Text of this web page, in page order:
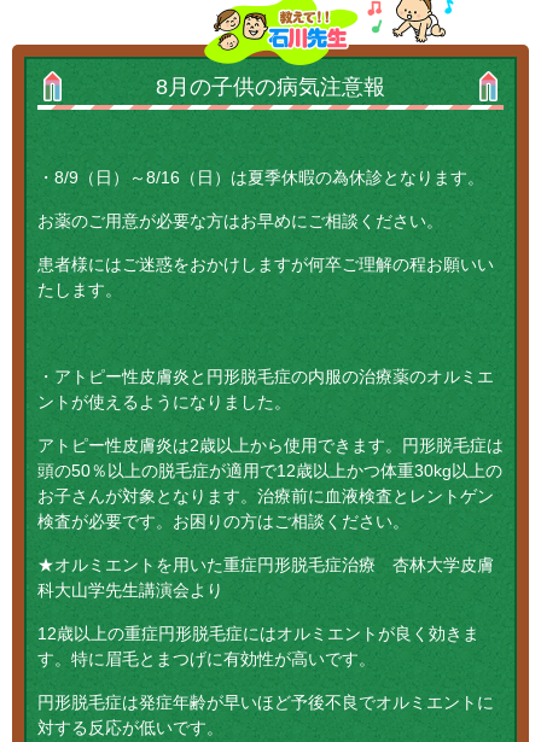
2022年03月29日
メディア情報のところにQLife漢方「子どもの成長
と漢方薬」という院長の記事 が掲載されました。
ーの悪化（顔）』を掲載しました。
2022年03月28日
コレクチム軟膏のところに『アトピー性皮膚炎の目
の周囲、眼、腹、背中、左目周囲』を掲載しまし
8月の子供の病気注意報
・8/9（日）～8/16（日）は夏季休暇の為休診となります。
お薬のご用意が必要な方はお早めにご相談ください。
患者様にはご迷惑をおかけしますが何卒ご理解の程お願いい
たします。
・アトピー性皮膚炎と円形脱毛症の内服の治療薬のオルミエ
ントが使えるようになりました。
アトピー性皮膚炎は2歳以上から使用できます。円形脱毛症は
頭の50％以上の脱毛症が適用で12歳以上かつ体重30kg以上の
お子さんが対象となります。治療前に血液検査とレントゲン
検査が必要です。お困りの方はご相談ください。
★オルミエントを用いた重症円形脱毛症治療 杏林大学皮膚
科大山学先生講演会より
12歳以上の重症円形脱毛症にはオルミエントが良く効きま
す。特に眉毛とまつげに有効性が高いです。
円形脱毛症は発症年齢が早いほど予後不良でオルミエントに
対する反応が低いです。